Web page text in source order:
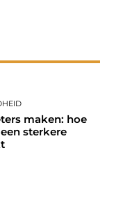
maken: hoe
sterkere